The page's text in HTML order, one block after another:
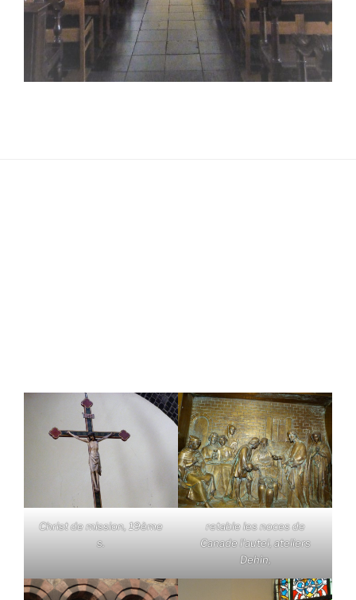
Christ de mission, 19ème
s.
retable les noces de
Canade l'autel, ateliers
Dehin,